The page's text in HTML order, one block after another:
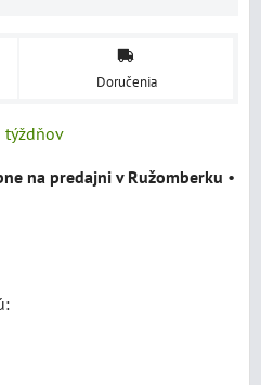
Doručenia
týždňov
na predajni v Ružomberku •